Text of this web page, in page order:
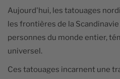
Aujourd'hui, les tatouages
les frontières de la
personnes du monde entier,
universel.
Ces tatouages incarnent une